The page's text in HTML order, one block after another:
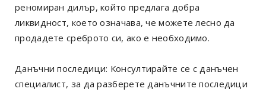
реномиран дилър, който предлага добра
ликвидност, което означава, че можете лесно да
продадете среброто си, ако е необходимо.
Данъчни последици: Консултирайте се с данъчен
специалист, за да разберете данъчните последици